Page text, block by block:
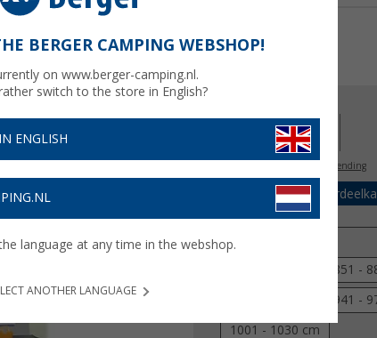
€ 367,00
gratis verzending
€ met de
omloopmaat
851 -
941 -
1001 - 1030 cm
BERGER CAMPING WEBSHOP!
on www.berger-camping.nl.
switch to the store in English?
ENGLISH
language at any time in the webshop.
ANOTHER LANGUAGE